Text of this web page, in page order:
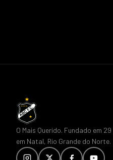
O Mais Querido. Fundado em 29
em Natal, Rio Grande do Norte.